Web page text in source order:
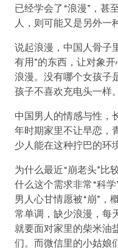
已经学会了“浪漫”，甚
人，则可能又是另外一
说起浪漫，中国人骨子
有用”的东西，让对象
浪漫。没有哪个女孩子
孩子不喜欢充电头一样。
中国男人的情感与性，
年时期家里不让早恋，
少人能在这种拧巴的环
为什么最近“崩老头”比
什么这个需求非常“科
男人心甘情愿被“崩”，
常单调，缺少浪漫，每
就要面对家里的柴米油
们。而微信里的小姑娘